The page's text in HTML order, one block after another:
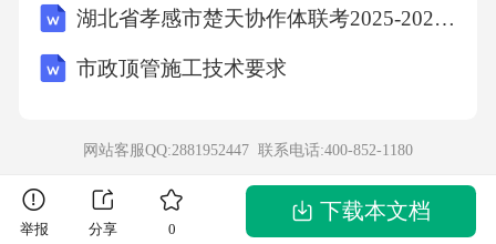
前备妥无菌器械设备，定期开展培训强化团队
无菌操作细节要求无菌操作需注意细节：严格
按规范消毒手术区域、处理手术器械，团队成
湖北省孝感市楚天协作体联考2025-2026学年高一上学期11月期中化学试题（含答案）
市政顶管施工技术要求
网站客服QQ:2881952447 联系电话:400-852-1180
举报 分享 0
下载本文档